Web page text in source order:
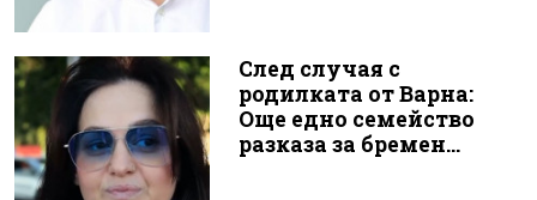
След случая с
родилката от Варна:
Още едно семейство
разказа за бремен...